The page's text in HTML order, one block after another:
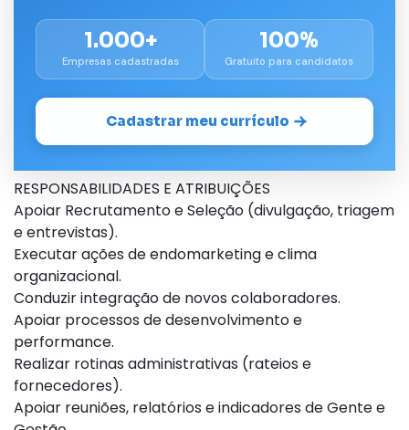
1.000+
Empresas cadastradas
100%
Gratuito para candidatos
Cadastrar meu currículo
RESPONSABILIDADES E ATRIBUIÇÕES
Apoiar Recrutamento e Seleção (divulgação, triagem
e entrevistas).
Executar ações de endomarketing e clima
organizacional.
Conduzir integração de novos colaboradores.
Apoiar processos de desenvolvimento e
performance.
Realizar rotinas administrativas (rateios e
fornecedores).
Apoiar reuniões, relatórios e indicadores de Gente e